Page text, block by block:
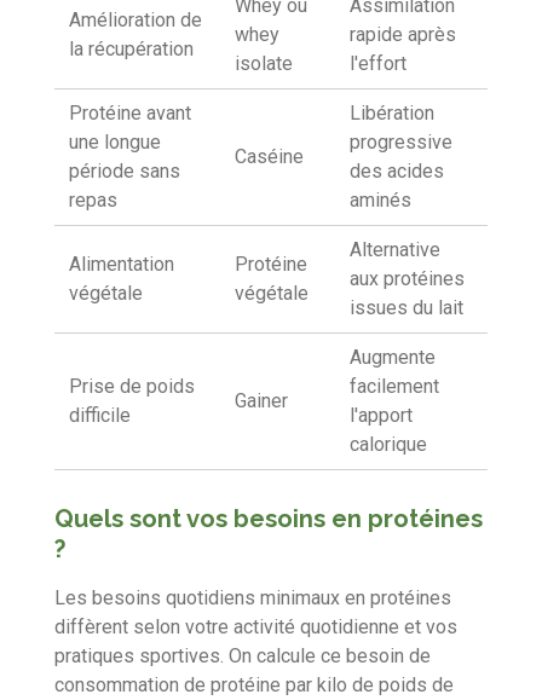
Amélioration de
la récupération
Whey ou
whey
isolate
Assimilation
rapide après
l'effort
Protéine avant
une longue
période sans
repas
Caséine
Libération
progressive
des acides
aminés
Alimentation
végétale
Protéine
végétale
Alternative
aux protéines
issues du lait
Prise de poids
difficile
Gainer
Augmente
facilement
l'apport
calorique
Quels sont vos besoins en protéines
?
Les besoins quotidiens minimaux en protéines
diffèrent selon votre activité quotidienne et vos
pratiques sportives. On calcule ce besoin de
consommation de protéine par kilo de poids de